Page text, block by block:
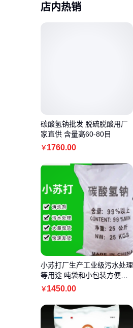
店内热销
碳酸氢钠批发 脱硫脱酸用厂
家直供 含量高60-80目
￥1760.00
小苏打厂生产工业级污水处理
等用途 吨袋和小包装方便投
料
￥1450.00